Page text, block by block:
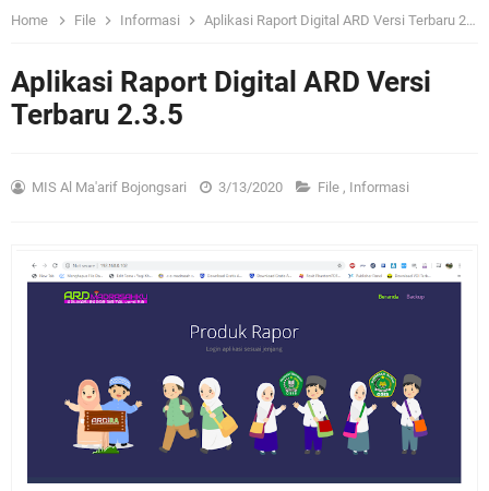
Home File Informasi Aplikasi Raport Digital ARD Versi Terbaru 2.3.5
Aplikasi Raport Digital ARD Versi
Terbaru 2.3.5
MIS Al Ma'arif Bojongsari 3/13/2020 File , Informasi